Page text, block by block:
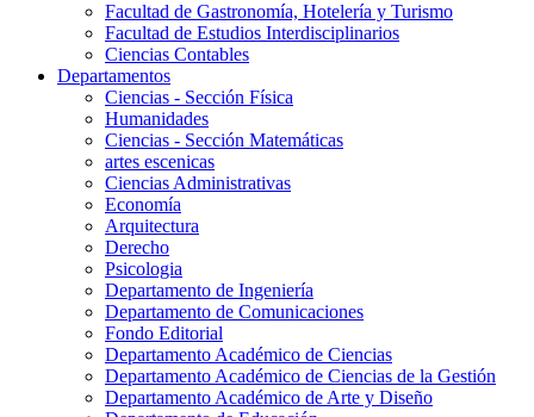
Facultad de Gastronomía, Hotelería y Turismo
Facultad de Estudios Interdisciplinarios
Ciencias Contables
Departamentos
Ciencias - Sección Física
Humanidades
Ciencias - Sección Matemáticas
artes escenicas
Ciencias Administrativas
Economía
Arquitectura
Derecho
Psicologia
Departamento de Ingeniería
Departamento de Comunicaciones
Fondo Editorial
Departamento Académico de Ciencias
Departamento Académico de Ciencias de la Gestión
Departamento Académico de Arte y Diseño